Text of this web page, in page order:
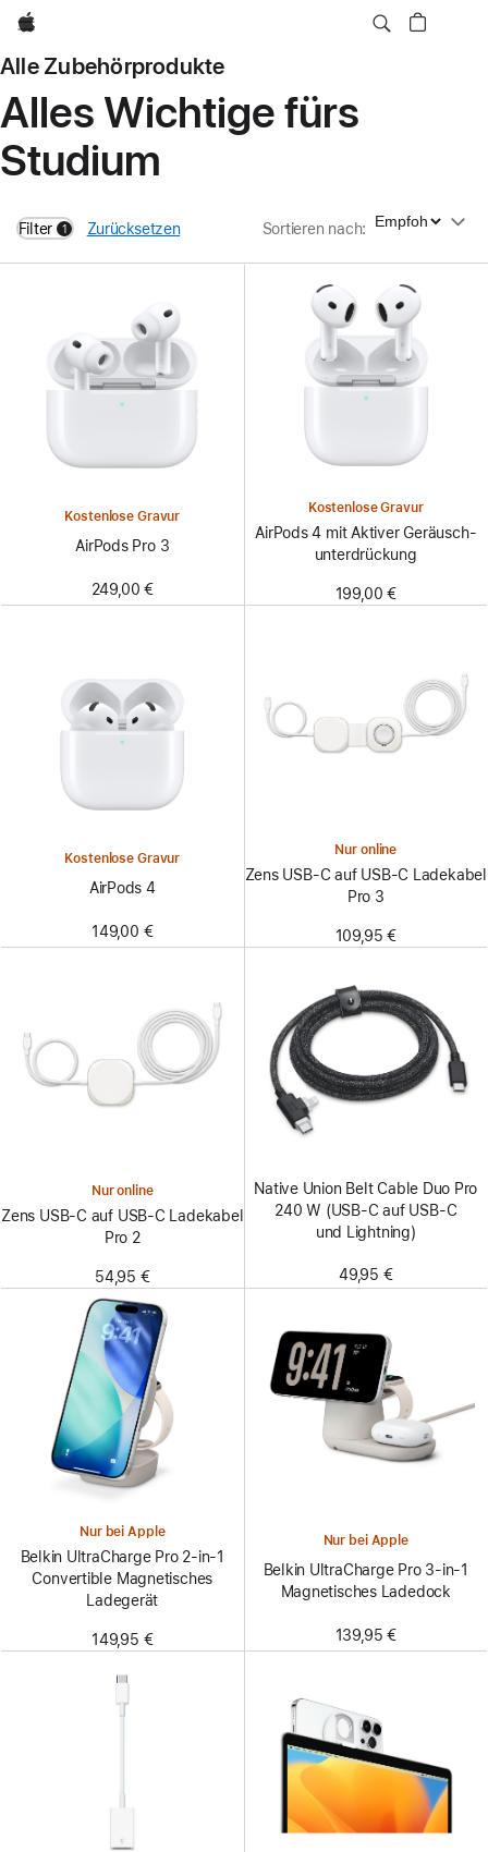
Apple
Alle Zubehörprodukte
Alles Wichtige fürs
Studium
Filter 1
filters active
Zurücksetzen Sortieren nach: Sortieren nach
Kostenlose Gravur
AirPods Pro 3
249,00 €
Kostenlose Gravur
AirPods 4 mit Aktiver Geräusch­
unter­drückung
199,00 €
Kostenlose Gravur
AirPods 4
149,00 €
Nur online
Zens USB‑C auf USB‑C Ladekabel
Pro 3
109,95 €
Nur online
Zens USB‑C auf USB‑C Ladekabel
Pro 2
54,95 €
Native Union Belt Cable Duo Pro
240 W (USB-C auf USB-C
und Lightning)
49,95 €
Nur bei Apple
Belkin UltraCharge Pro 2-in-1
Convertible Magnetisches
Ladegerät
149,95 €
Nur bei Apple
Belkin UltraCharge Pro 3-in-1
Magnetisches Ladedock
139,95 €